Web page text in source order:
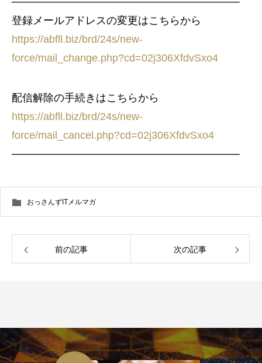
登録メールアドレスの変更はこちらから
https://abfll.biz/brd/24s/new-
force/mail_change.php?cd=02j306XfdvSxo4
配信解除の手続きはこちらから
https://abfll.biz/brd/24s/new-
force/mail_cancel.php?cd=02j306XfdvSxo4
──────────────────────────────
おっさんずITメルマガ
前の記事 次の記事